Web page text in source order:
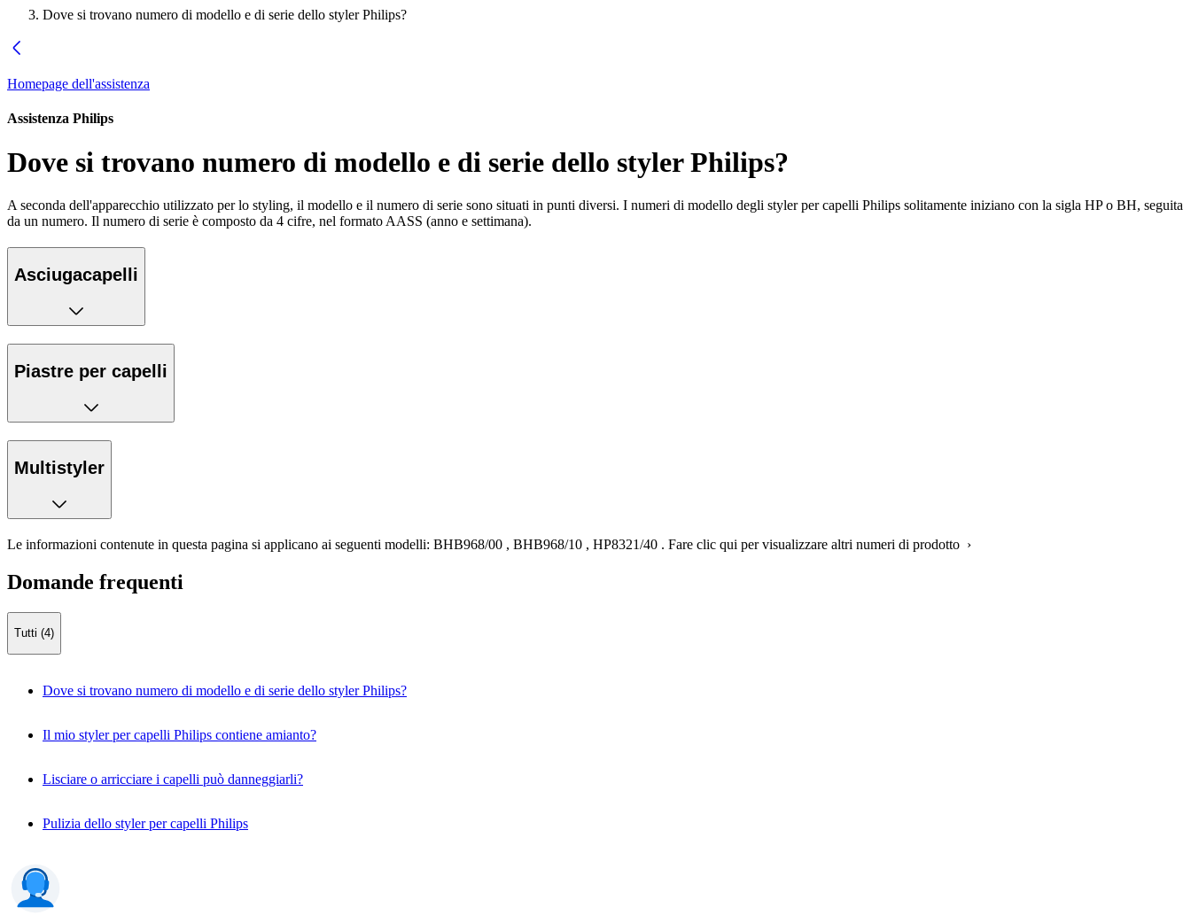
Dove si trovano numero di modello e di serie dello styler Philips?
Homepage dell'assistenza
Assistenza Philips
Dove si trovano numero di modello e di serie dello styler Philips?
A seconda dell'apparecchio utilizzato per lo styling, il modello e il numero di serie sono situati in punti diversi. I numeri di modello degli styler per capelli Philips solitamente iniziano con la sigla HP o BH, seguita
da un numero. Il numero di serie è composto da 4 cifre, nel formato AASS (anno e settimana).
Asciugacapelli
Piastre per capelli
Multistyler
Le informazioni contenute in questa pagina si applicano ai seguenti modelli: BHB968/00 , BHB968/10 , HP8321/40 . Fare clic qui per visualizzare altri numeri di prodotto ›
Domande frequenti
Tutti (4)
Dove si trovano numero di modello e di serie dello styler Philips?
Il mio styler per capelli Philips contiene amianto?
Lisciare o arricciare i capelli può danneggiarli?
Pulizia dello styler per capelli Philips